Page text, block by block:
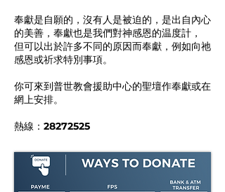
奉獻是自願的，沒有人是被迫的，是出自內心
的美善，奉獻也是我們對神感恩的温度計，
但可以出於許多不同的原因而奉獻，例如向祂
感恩或祈求特別事項。
你可來到普世教會援助中心的聖壇作奉獻或在
網上安排。
熱線： 28272525